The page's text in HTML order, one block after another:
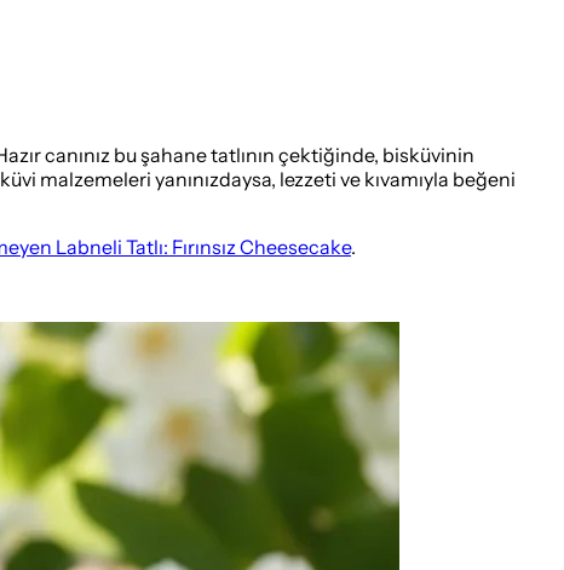
canınız bu şahane tatlının çektiğinde, bisküvinin
malzemeleri yanınızdaysa, lezzeti ve kıvamıyla beğeni
Labneli Tatlı: Fırınsız Cheesecake.